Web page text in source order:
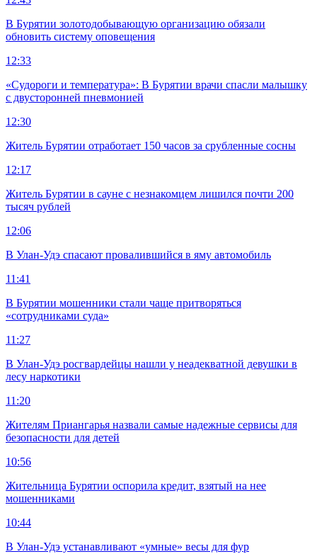
В Бурятии золотодобывающую организацию обязали
обновить систему оповещения
12:33
«Судороги и температура»: В Бурятии врачи спасли малышку
с двусторонней пневмонией
12:30
Житель Бурятии отработает 150 часов за срубленные сосны
12:17
Житель Бурятии в сауне с незнакомцем лишился почти 200
тысяч рублей
12:06
В Улан-Удэ спасают провалившийся в яму автомобиль
11:41
В Бурятии мошенники стали чаще притворяться
«сотрудниками суда»
11:27
В Улан-Удэ росгвардейцы нашли у неадекватной девушки в
лесу наркотики
11:20
Жителям Приангарья назвали самые надежные сервисы для
безопасности для детей
10:56
Жительница Бурятии оспорила кредит, взятый на нее
мошенниками
10:44
В Улан-Удэ устанавливают «умные» весы для фур